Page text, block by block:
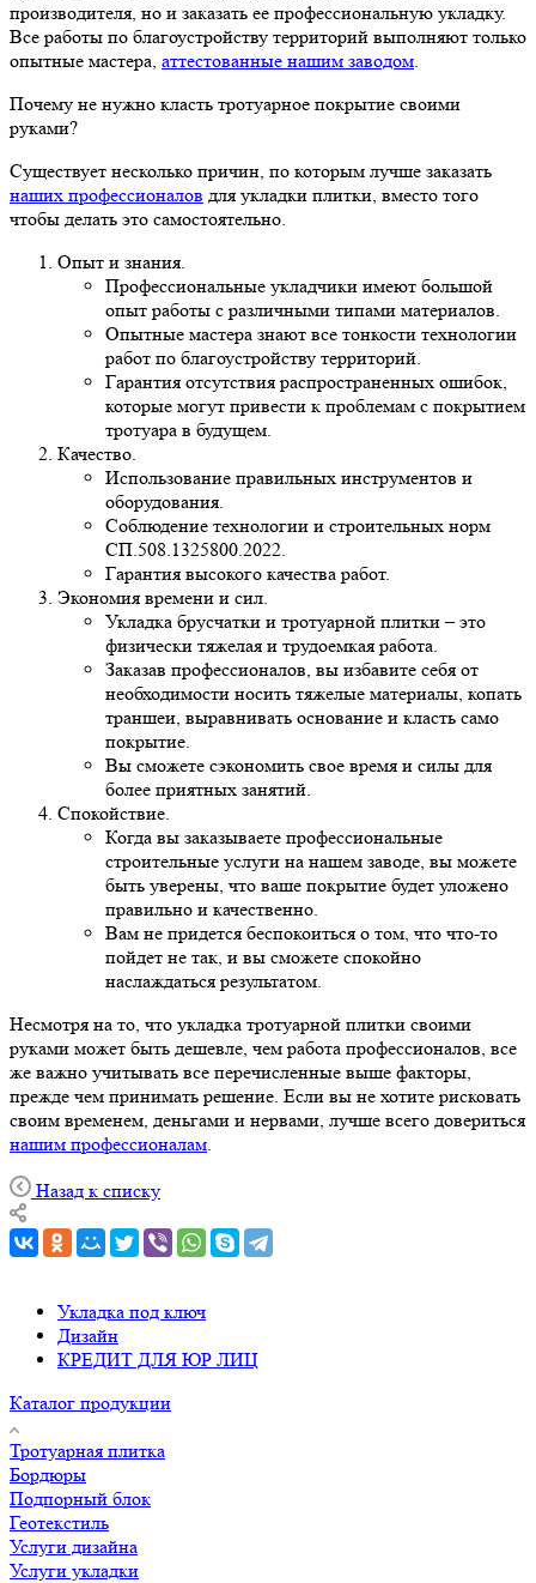
производителя, но и заказать ее профессиональную укладку.
Все работы по благоустройству территорий выполняют только
опытные мастера, аттестованные нашим заводом
Почему не нужно класть тротуарное покрытие своими
руками?
Существует несколько причин, по которым лучше заказать
наших профессионалов для укладки плитки, вместо того
чтобы делать это самостоятельно.
Опыт и знания.
Профессиональные укладчики имеют большой
опыт работы с различными типами материалов.
Опытные мастера знают все тонкости технологии
работ по благоустройству территорий.
Гарантия отсутствия распространенных ошибок,
которые могут привести к проблемам с покрытием
тротуара в будущем.
Качество.
Использование правильных инструментов и
оборудования.
Соблюдение технологии и строительных норм
СП.508.1325800.2022.
Гарантия высокого качества работ.
Экономия времени и сил.
Укладка брусчатки и тротуарной плитки – это
физически тяжелая и трудоемкая работа.
Заказав профессионалов, вы избавите себя от
необходимости носить тяжелые материалы, копать
траншеи, выравнивать основание и класть само
покрытие.
Вы сможете сэкономить свое время и силы для
более приятных занятий.
Спокойствие.
Когда вы заказываете профессиональные
строительные услуги на нашем заводе, вы можете
быть уверены, что ваше покрытие будет уложено
правильно и качественно.
Вам не придется беспокоиться о том, что что-то
пойдет не так, и вы сможете спокойно
наслаждаться результатом.
Несмотря на то, что укладка тротуарной плитки своими
руками может быть дешевле, чем работа профессионалов, все
же важно учитывать все перечисленные выше факторы,
прежде чем принимать решение. Если вы не хотите рисковать
своим временем, деньгами и нервами, лучше всего довериться
нашим профессионалам
Назад к списку
Укладка под ключ
Дизайн
КРЕДИТ ДЛЯ ЮР ЛИЦ
Каталог продукции
Тротуарная плитка
Бордюры
Подпорный блок
Геотекстиль
Услуги дизайна
Услуги укладки